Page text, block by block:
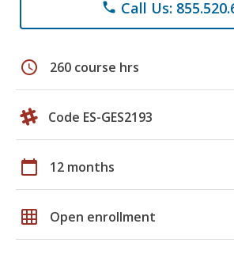
phone Call Us:
schedule 260 course hrs
Code ES-GES2193
calendar_today 12 months
grid_on Open enrollment